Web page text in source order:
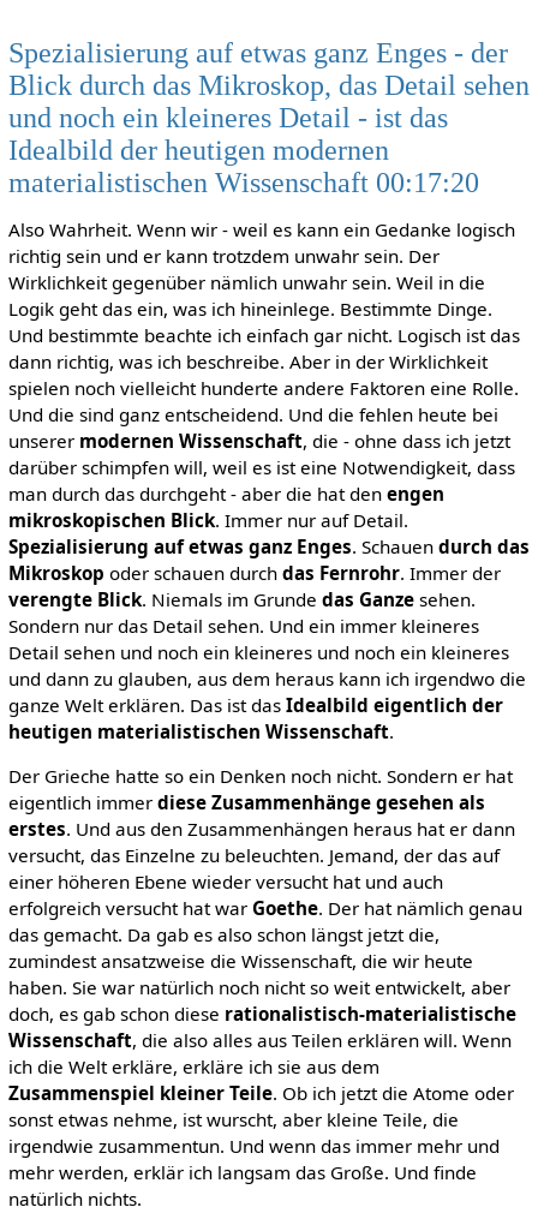
Spezialisierung auf etwas ganz Enges - der
Blick durch das Mikroskop, das Detail sehen
und noch ein kleineres Detail - ist das
Idealbild der heutigen modernen
materialistischen Wissenschaft 00:17:20
Also Wahrheit. Wenn wir - weil es kann ein Gedanke logisch
richtig sein und er kann trotzdem unwahr sein. Der
Wirklichkeit gegenüber nämlich unwahr sein. Weil in die
Logik geht das ein, was ich hineinlege. Bestimmte Dinge.
Und bestimmte beachte ich einfach gar nicht. Logisch ist das
dann richtig, was ich beschreibe. Aber in der Wirklichkeit
spielen noch vielleicht hunderte andere Faktoren eine Rolle.
Und die sind ganz entscheidend. Und die fehlen heute bei
unserer modernen Wissenschaft, die - ohne dass ich jetzt
darüber schimpfen will, weil es ist eine Notwendigkeit, dass
man durch das durchgeht - aber die hat den engen
mikroskopischen Blick. Immer nur auf Detail.
Spezialisierung auf etwas ganz Enges. Schauen durch das
Mikroskop oder schauen durch das Fernrohr. Immer der
verengte Blick. Niemals im Grunde das Ganzesehen.
Sondern nur das Detail sehen. Und ein immer kleineres
Detail sehen und noch ein kleineres und noch ein kleineres
und dann zu glauben, aus dem heraus kann ich irgendwo die
ganze Welt erklären. Das ist das Idealbild eigentlich der
heutigen materialistischen Wissenschaft.
Der Grieche hatte so ein Denken noch nicht. Sondern er hat
eigentlich immer diese Zusammenhänge gesehen als
erstes. Und aus den Zusammenhängen heraus hat er dann
versucht, das Einzelne zu beleuchten. Jemand, der das auf
einer höheren Ebene wieder versucht hat und auch
erfolgreich versucht hat war Goethe. Der hat nämlich genau
das gemacht. Da gab es also schon längst jetzt die,
zumindest ansatzweise die Wissenschaft, die wir heute
haben. Sie war natürlich noch nicht so weit entwickelt, aber
doch, es gab schon diese rationalistisch-materialistische
Wissenschaft, die also alles aus Teilen erklären will. Wenn
ich die Welt erkläre, erkläre ich sie aus dem
Zusammenspiel kleiner Teile. Ob ich jetzt die Atome oder
sonst etwas nehme, ist wurscht, aber kleine Teile, die
irgendwie zusammentun. Und wenn das immer mehr und
mehr werden, erklär ich langsam das Große. Und finde
natürlich nichts.